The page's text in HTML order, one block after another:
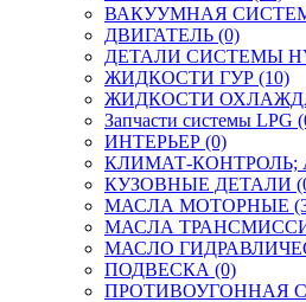
ВАКУУМНАЯ
ДВИГАТЕЛЬ (0)
ДЕТАЛИ СИСТЕМЫ
ЖИДКОСТИ ГУР (10)
ЖИДКОСТИ
Запчасти системы LPG
ИНТЕРЬЕР (0)
КЛИМАТ-КОНТРОЛЬ;
КУЗОВНЫЕ ДЕТАЛИ
МАСЛА МОТОРНЫЕ
МАСЛА
МАСЛО
ПОДВЕСКА (0)
ПРОТИВОУГОННАЯ